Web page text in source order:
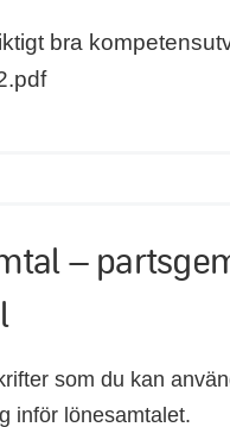
bra
–
som du kan
inför lönesamtalet.